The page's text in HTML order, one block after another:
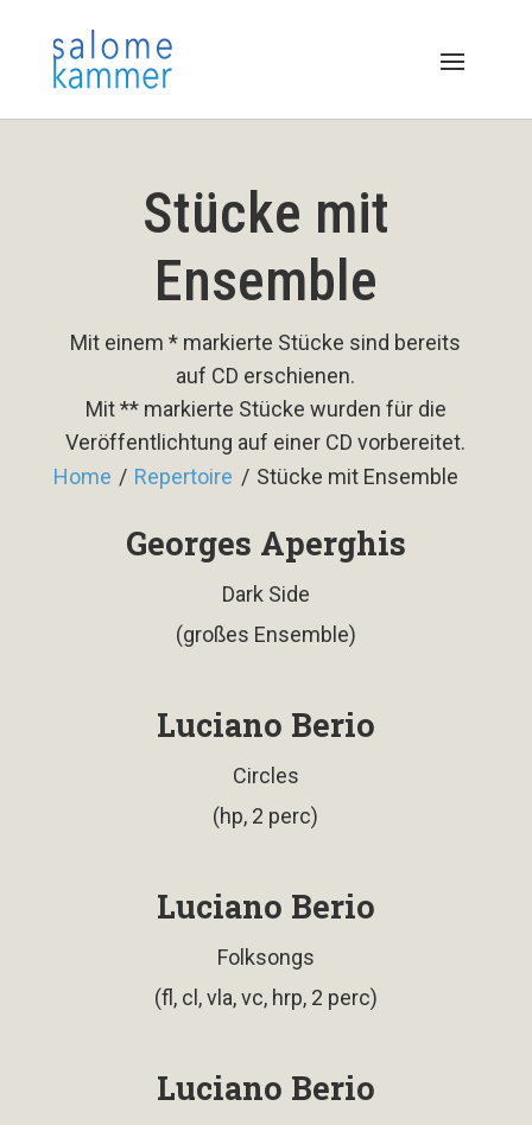
Stücke mit
Ensemble
Mit einem * markierte Stücke sind bereits
auf CD erschienen.
Mit ** markierte Stücke wurden für die
Veröffentlichtung auf einer CD vorbereitet.
Home / Repertoire / Stücke mit Ensemble
Georges Aperghis
Dark Side
(großes Ensemble)
Luciano Berio
Circles
(hp, 2 perc)
Luciano Berio
Folksongs
(fl, cl, vla, vc, hrp, 2 perc)
Luciano Berio